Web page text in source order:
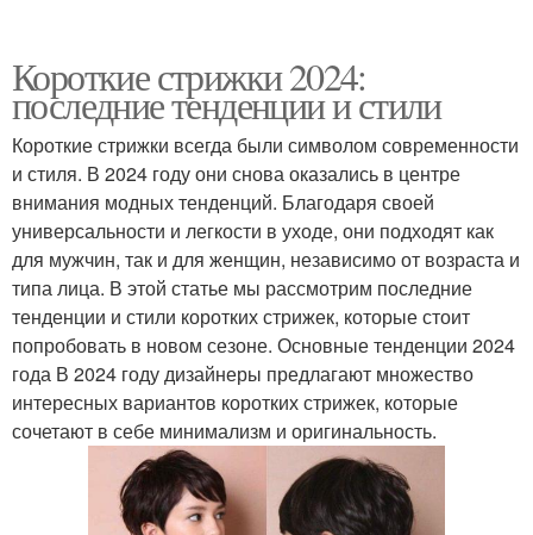
Короткие стрижки 2024:
последние тенденции и стили
Короткие стрижки всегда были символом современности
и стиля. В 2024 году они снова оказались в центре
внимания модных тенденций. Благодаря своей
универсальности и легкости в уходе, они подходят как
для мужчин, так и для женщин, независимо от возраста и
типа лица. В этой статье мы рассмотрим последние
тенденции и стили коротких стрижек, которые стоит
попробовать в новом сезоне. Основные тенденции 2024
года В 2024 году дизайнеры предлагают множество
интересных вариантов коротких стрижек, которые
сочетают в себе минимализм и оригинальность.